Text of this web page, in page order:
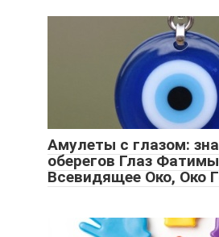
Амулеты с глазом:
оберегов Глаз
Всевидящее Око, Око